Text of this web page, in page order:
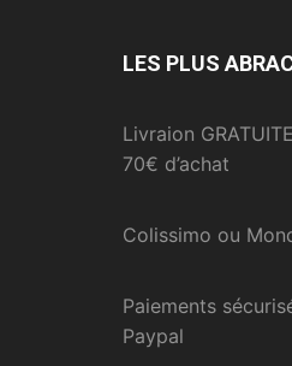
LES PLUS
Livraion
70€ d’achat
Colissimo ou
Paiements
Paypal